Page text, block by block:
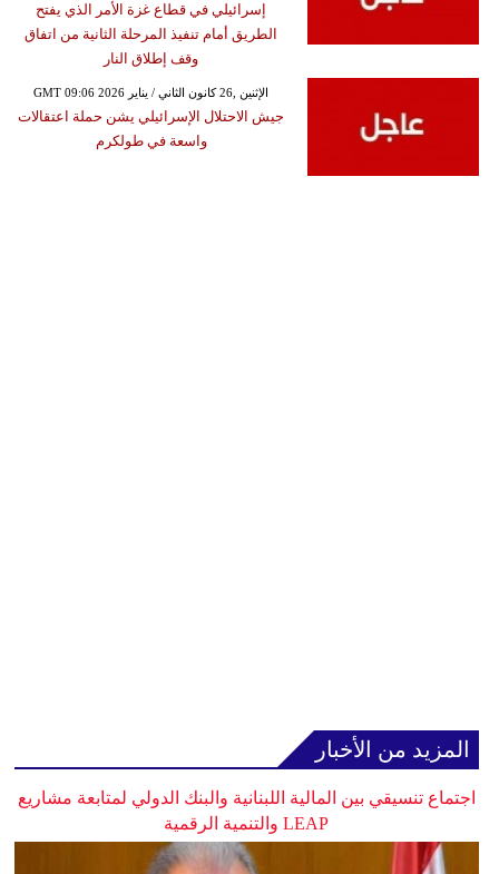
إسرائيلي في قطاع غزة الأمر الذي يفتح
الطريق أمام تنفيذ المرحلة الثانية من اتفاق
وقف إطلاق النار
GMT 09:06 2026 الإثنين ,26 كانون الثاني / يناير
جيش الاحتلال الإسرائيلي يشن حملة اعتقالات
واسعة في طولكرم
المزيد من الأخبار
اجتماع تنسيقي بين المالية اللبنانية والبنك الدولي لمتابعة مشاريع
LEAP والتنمية الرقمية